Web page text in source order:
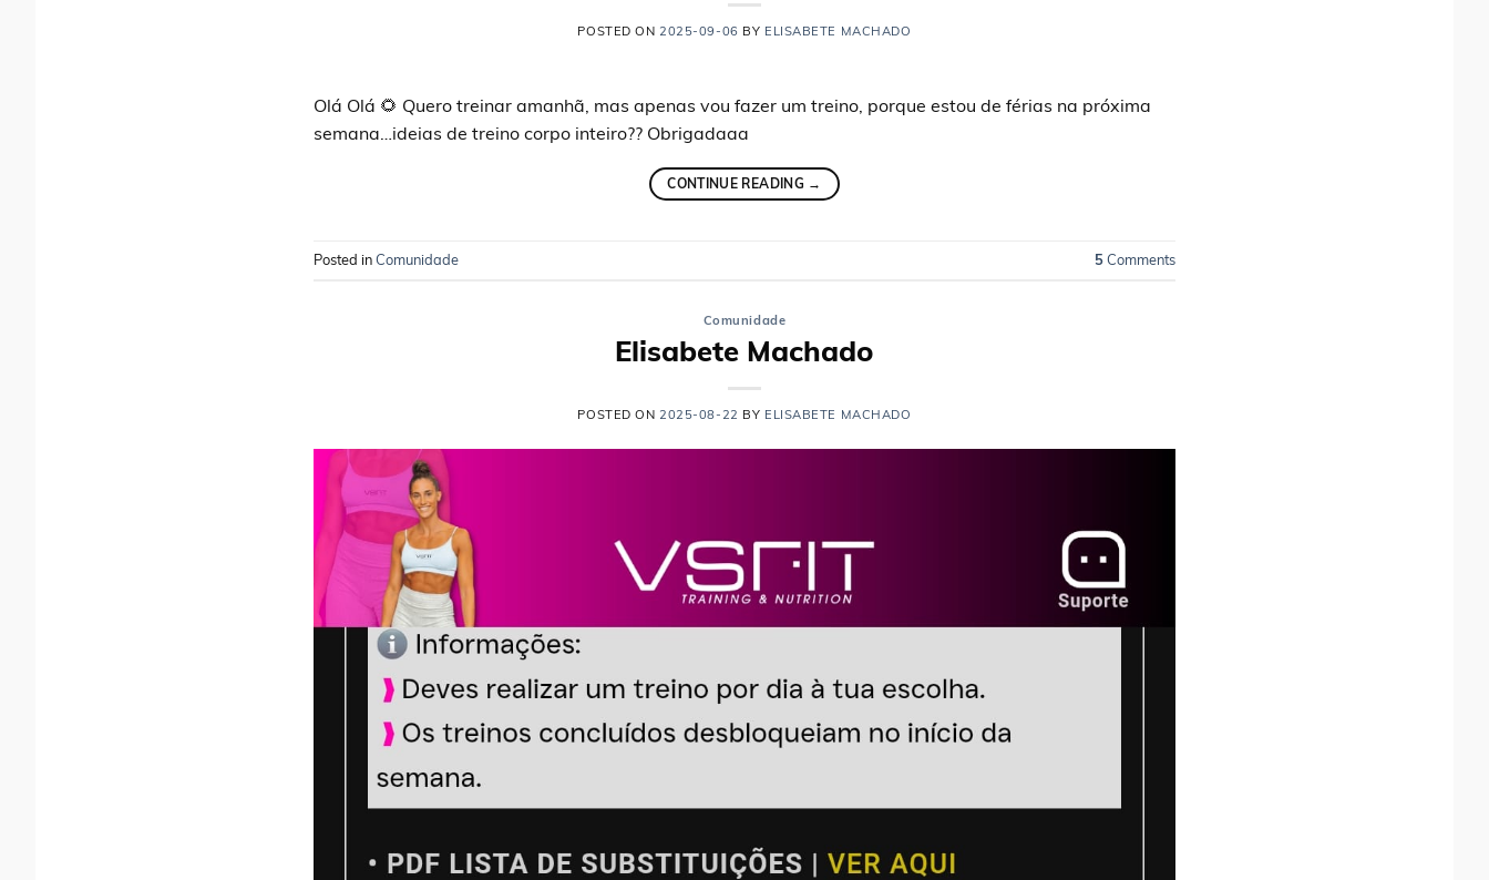
POSTED ON 2025-09-06 BY ELISABETE MACHADO
Olá Olá 🌻 Quero treinar amanhã, mas apenas vou fazer um treino, porque estou de férias na próxima
semana…ideias de treino corpo inteiro?? Obrigadaaa
CONTINUE READING →
Posted inComunidade 5Comments
Comunidade
Elisabete Machado
POSTED ON 2025-08-22 BY ELISABETE MACHADO